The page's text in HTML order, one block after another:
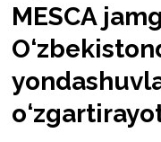
MESCA